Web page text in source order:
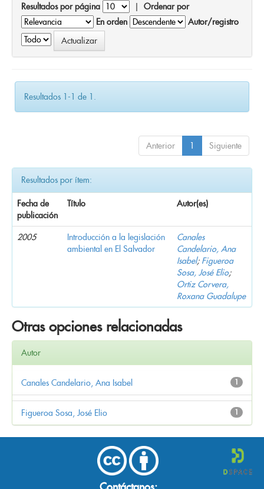
Resultados por página | Ordenar por
En orden
Autor/registro
Resultados 1-1 de 1.
Anterior 1 Siguiente
Resultados por ítem:
Fecha de
publicación
Título Autor(es)
2005
Introducción a la legislación
ambiental en El Salvador
Canales
Candelario, Ana
Isabel; Figueroa
Sosa, José Elio;
Ortiz Corvera,
Roxana Guadalupe
Otras opciones relacionadas
Autor
1
Canales Candelario, Ana Isabel
1
Figueroa Sosa, José Elio